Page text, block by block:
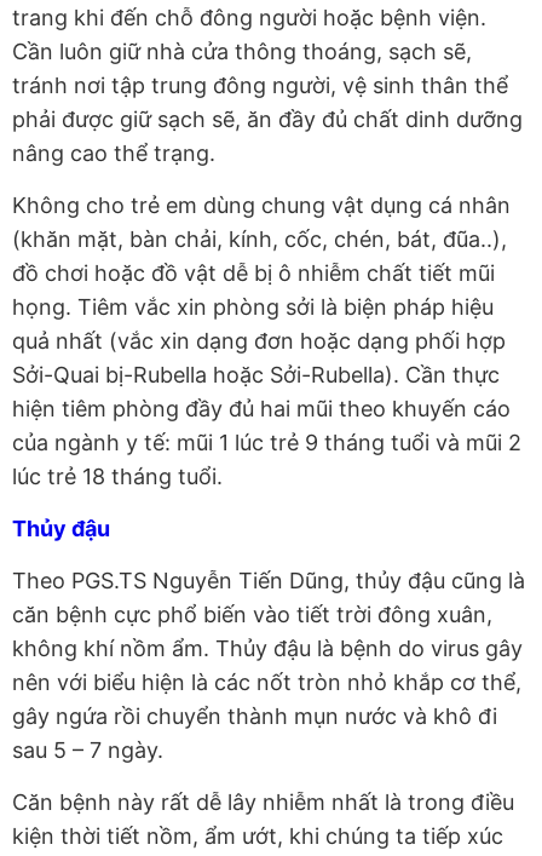
trang khi đến chỗ đông người hoặc bệnh viện.
Cần luôn giữ nhà cửa thông thoáng, sạch sẽ,
tránh nơi tập trung đông người, vệ sinh thân thể
phải được giữ sạch sẽ, ăn đầy đủ chất dinh dưỡng
nâng cao thể trạng.
Không cho trẻ em dùng chung vật dụng cá nhân
(khăn mặt, bàn chải, kính, cốc, chén, bát, đũa..),
đồ chơi hoặc đồ vật dễ bị ô nhiễm chất tiết mũi
họng. Tiêm vắc xin phòng sởi là biện pháp hiệu
quả nhất (vắc xin dạng đơn hoặc dạng phối hợp
Sởi-Quai bị-Rubella hoặc Sởi-Rubella). Cần thực
hiện tiêm phòng đầy đủ hai mũi theo khuyến cáo
của ngành y tế: mũi 1 lúc trẻ 9 tháng tuổi và mũi 2
lúc trẻ 18 tháng tuổi.
Thủy đậu
Theo PGS.TS Nguyễn Tiến Dũng, thủy đậu cũng là
căn bệnh cực phổ biến vào tiết trời đông xuân,
không khí nồm ẩm. Thủy đậu là bệnh do virus gây
nên với biểu hiện là các nốt tròn nhỏ khắp cơ thể,
gây ngứa rồi chuyển thành mụn nước và khô đi
sau 5 – 7 ngày.
Căn bệnh này rất dễ lây nhiễm nhất là trong điều
kiện thời tiết nồm, ẩm ướt, khi chúng ta tiếp xúc